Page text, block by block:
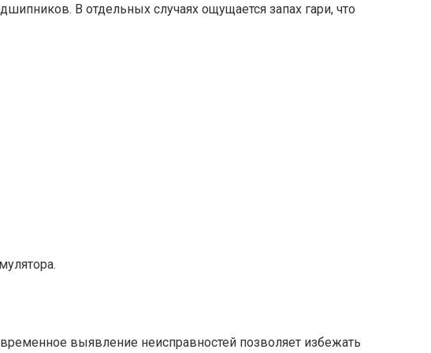
В отдельных случаях ощущается запах гари, что
выявление неисправностей позволяет избежать